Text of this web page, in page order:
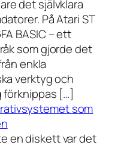
det självklara
På Atari ST
BASIC – ett
som gjorde det
enkla
verktyg och
förknippas […]
som
en diskett var det